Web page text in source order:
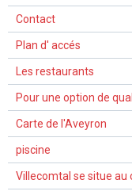
Contact
Plan d' accés
Les restaurants
Pour une option de
Carte de l'Aveyron
piscine
Villecomtal se situe au